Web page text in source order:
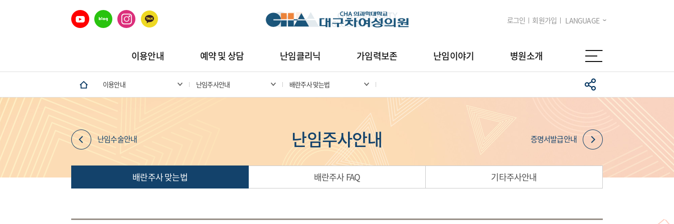
로그인 회원가입 LANGUAGE
이용안내 예약 및 상담 난임클리닉 가임력보존 난임이야기 병원소개
이용안내 난임주사안내 배란주사 맞는법
난임수술안내 난임주사안내 증명서발급안내
배란주사 맞는법 배란주사 FAQ 기타주사안내